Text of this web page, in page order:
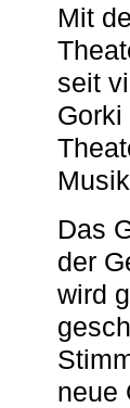
Mit
seit
Das
der
wird
neue